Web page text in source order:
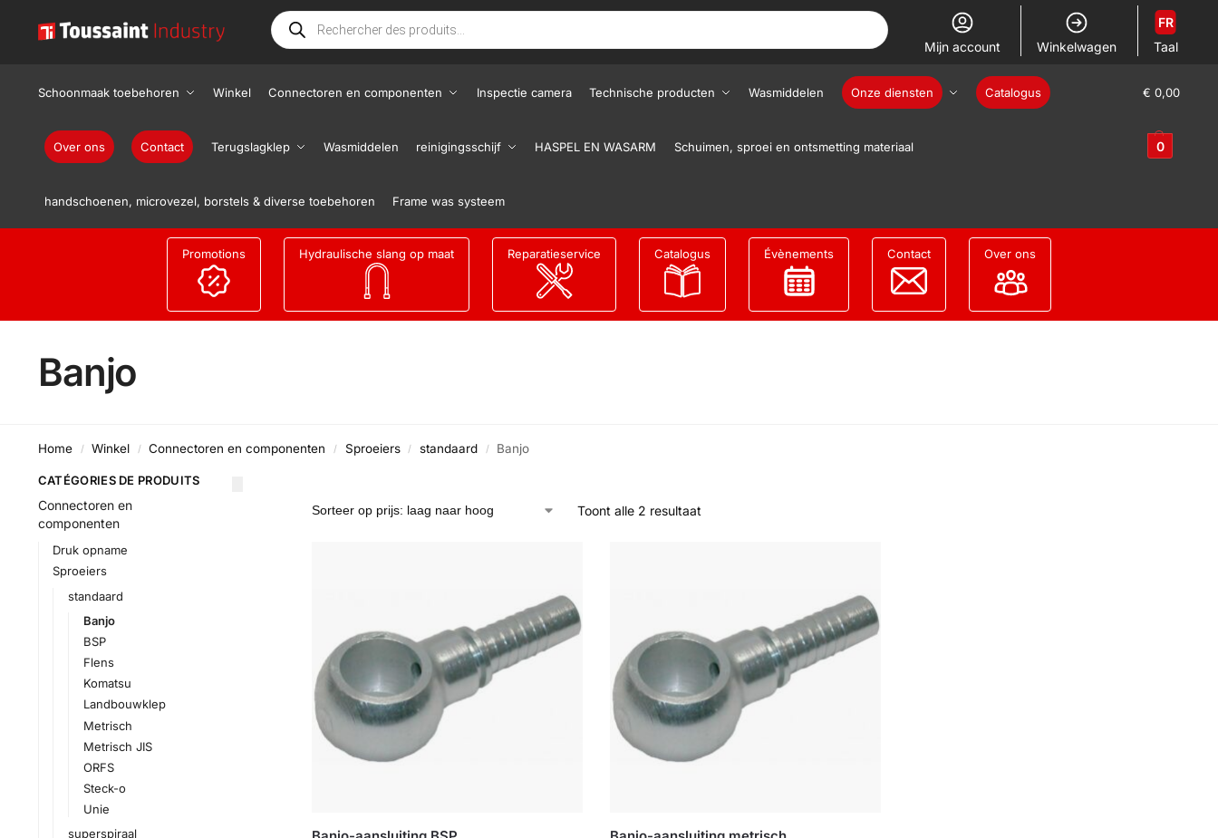
Mijn account Winkelwagen Taal
FR
Schoonmaak toebehoren Winkel Connectoren en componenten Inspectie camera Technische producten Wasmiddelen Onze diensten Catalogus
Over ons Contact Terugslagklep Wasmiddelen reinigingsschijf HASPEL EN WASARM Schuimen, sproei en ontsmetting materiaal
handschoenen, microvezel, borstels & diverse toebehoren Frame was systeem
€ 0,00
0
Promotions Hydraulische slang op maat Reparatieservice Catalogus Évènements Contact Over ons
Banjo
Home / Winkel / Connectoren en componenten / Sproeiers / standaard / Banjo
Toont alle 2 resultaat
CATÉGORIES DE PRODUITS
Connectoren en
componenten
Druk opname
Sproeiers
standaard
Banjo
BSP
Flens
Komatsu
Landbouwklep
Metrisch
Metrisch JIS
ORFS
Steck-o
Unie
superspiraal